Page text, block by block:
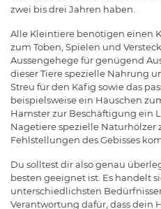
zwei bis drei Jahren haben.
Alle Kleintiere benötigen einen
zum Toben, Spielen und
Aussengehege für genügend
dieser Tiere spezielle Nahrung
Streu für den Käfig sowie das
beispielsweise ein Häuschen
Hamster zur Beschäftigung ein
Nagetiere spezielle Naturhölzer
Fehlstellungen des Gebisses
Du solltest dir also genau
besten geeignet ist. Es handelt
unterschiedlichsten
Verantwortung dafür, dass dein